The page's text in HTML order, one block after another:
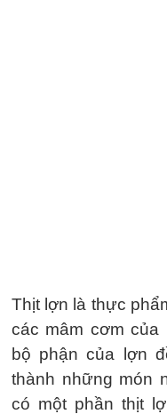
Thịt lợn là thực
các mâm cơm của
bộ phận của lợn
thành những món
có một phần thịt